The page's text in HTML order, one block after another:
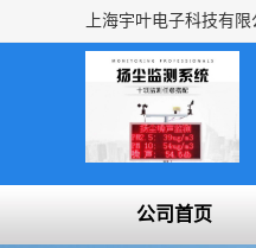
公司首页